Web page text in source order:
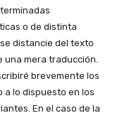
o de distinta
distancie del texto
una mera traducción.
brevemente los
lo dispuesto en los
En el caso de la